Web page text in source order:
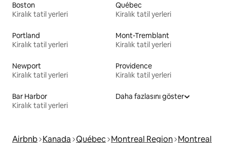
Boston
Kiralık tatil yerleri
Québec
Kiralık tatil yerleri
Portland
Kiralık tatil yerleri
Mont-Tremblant
Kiralık tatil yerleri
Newport
Kiralık tatil yerleri
Providence
Kiralık tatil yerleri
Bar Harbor
Kiralık tatil yerleri
Daha fazlasını göster
Airbnb Kanada Québec Montreal Region Montreal